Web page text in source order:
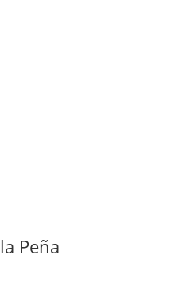
Peña